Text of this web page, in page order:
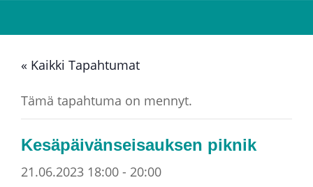
« Kaikki Tapahtumat
Tämä tapahtuma on mennyt.
Kesäpäivänseisauksen piknik
21.06.2023 18:00 - 20:00